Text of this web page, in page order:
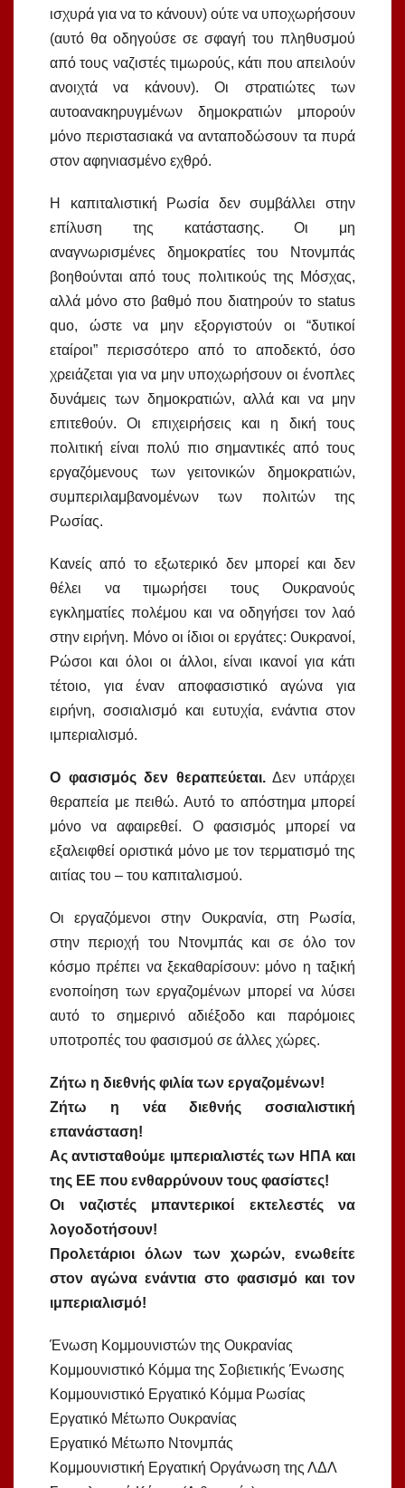
ισχυρά για να το κάνουν) ούτε να υποχωρήσουν
(αυτό θα οδηγούσε σε σφαγή του πληθυσμού
από τους ναζιστές τιμωρούς, κάτι που απειλούν
ανοιχτά να κάνουν). Οι στρατιώτες των
αυτοανακηρυγμένων δημοκρατιών μπορούν
μόνο περιστασιακά να ανταποδώσουν τα πυρά
στον αφηνιασμένο εχθρό.
Η καπιταλιστική Ρωσία δεν συμβάλλει στην
επίλυση της κατάστασης. Οι μη
αναγνωρισμένες δημοκρατίες του Ντονμπάς
βοηθούνται από τους πολιτικούς της Μόσχας,
αλλά μόνο στο βαθμό που διατηρούν το status
quo, ώστε να μην εξοργιστούν οι “δυτικοί
εταίροι” περισσότερο από το αποδεκτό, όσο
χρειάζεται για να μην υποχωρήσουν οι ένοπλες
δυνάμεις των δημοκρατιών, αλλά και να μην
επιτεθούν. Οι επιχειρήσεις και η δική τους
πολιτική είναι πολύ πιο σημαντικές από τους
εργαζόμενους των γειτονικών δημοκρατιών,
συμπεριλαμβανομένων των πολιτών της
Ρωσίας.
Κανείς από το εξωτερικό δεν μπορεί και δεν
θέλει να τιμωρήσει τους Ουκρανούς
εγκληματίες πολέμου και να οδηγήσει τον λαό
στην ειρήνη. Μόνο οι ίδιοι οι εργάτες: Ουκρανοί,
Ρώσοι και όλοι οι άλλοι, είναι ικανοί για κάτι
τέτοιο, για έναν αποφασιστικό αγώνα για
ειρήνη, σοσιαλισμό και ευτυχία, ενάντια στον
ιμπεριαλισμό.
Ο φασισμός δεν θεραπεύεται.Δεν υπάρχει
θεραπεία με πειθώ. Αυτό το απόστημα μπορεί
μόνο να αφαιρεθεί. Ο φασισμός μπορεί να
εξαλειφθεί οριστικά μόνο με τον τερματισμό της
αιτίας του – του καπιταλισμού.
Οι εργαζόμενοι στην Ουκρανία, στη Ρωσία,
στην περιοχή του Ντονμπάς και σε όλο τον
κόσμο πρέπει να ξεκαθαρίσουν: μόνο η ταξική
ενοποίηση των εργαζομένων μπορεί να λύσει
αυτό το σημερινό αδιέξοδο και παρόμοιες
υποτροπές του φασισμού σε άλλες χώρες.
Ζήτω η διεθνής φιλία των εργαζομένων!
Ζήτω η νέα διεθνής σοσιαλιστική
επανάσταση!
Ας αντισταθούμε ιμπεριαλιστές των ΗΠΑ και
της ΕΕ που ενθαρρύνουν τους φασίστες!
Οι ναζιστές μπαντερικοί εκτελεστές να
λογοδοτήσουν!
Προλετάριοι όλων των χωρών, ενωθείτε
στον αγώνα ενάντια στο φασισμό και τον
ιμπεριαλισμό!
Ένωση Κομμουνιστών της Ουκρανίας
Κομμουνιστικό Κόμμα της Σοβιετικής Ένωσης
Κομμουνιστικό Εργατικό Κόμμα Ρωσίας
Εργατικό Μέτωπο Ουκρανίας
Εργατικό Μέτωπο Ντονμπάς
Κομμουνιστική Εργατική Οργάνωση της ΛΔΛ